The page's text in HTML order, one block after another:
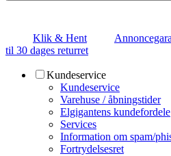
Klik & Hent
til 30 dages returret
Kundeservice
Kundeservice
Varehuse / åbningstider
Elgigantens kundefordele
Services
Information om spam/
Fortrydelsesret